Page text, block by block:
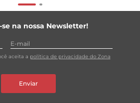
se na nossa Newsletter!
aceita a política de privacidade do Zona
Enviar